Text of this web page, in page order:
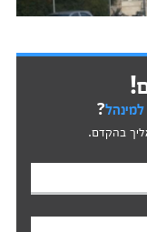
?
בהקדם.